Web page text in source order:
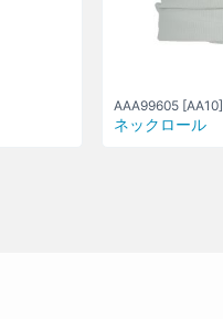
AAA99605 [AA10]
ネックロール